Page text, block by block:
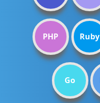
PHP Ruby
Go